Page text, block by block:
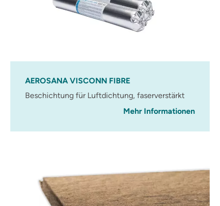
AEROSANA VISCONN FIBRE
Beschichtung für Luftdichtung, faserverstärkt
Mehr Informationen